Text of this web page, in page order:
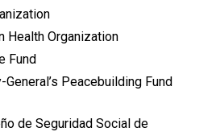
Health Organization
Fund
Peacebuilding Fund
de Seguridad Social de